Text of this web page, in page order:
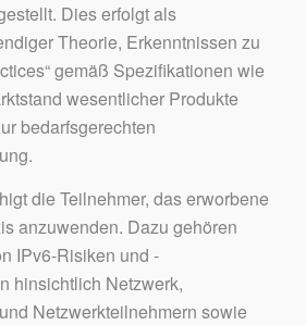
Dies erfolgt als
Theorie, Erkenntnissen zu
gemäß Spezifikationen wie
wesentlicher Produkte
bedarfsgerechten
die Teilnehmer, das erworbene
anzuwenden. Dazu gehören
IPv6-Risiken und -
hinsichtlich Netzwerk,
Netzwerkteilnehmern sowie